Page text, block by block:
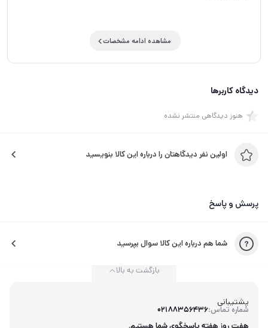
مشاهده ادامه مشخصات
دیدگاه کاربرها
هنوز دیدگاهی منتشر نشده
اولین نفر دیدگاهتان را درباره این کالا بنویسید
پرسش و پاسخ
شما هم درباره این کالا سوال بپرسید
پشتیبانی
شماره تماس:02188356436
بازگشت به بالا